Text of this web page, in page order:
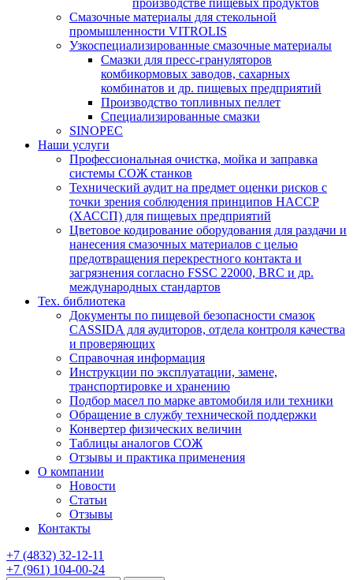
производстве пищевых продуктов
Смазочные материалы для стекольной
промышленности VITROLIS
Узкоспециализированные смазочные материалы
Смазки для пресс-грануляторов
комбикормовых заводов, сахарных
комбинатов и др. пищевых предприятий
Производство топливных пеллет
Специализированные смазки
SINOPEC
Наши услуги
Профессиональная очистка, мойка и заправка
системы СОЖ станков
Технический аудит на предмет оценки рисков с
точки зрения соблюдения принципов HACCP
(ХАССП) для пищевых предприятий
Цветовое кодирование оборудования для раздачи и
нанесения смазочных материалов с целью
предотвращения перекрестного контакта и
загрязнения согласно FSSC 22000, BRC и др.
международных стандартов
Тех. библиотека
Документы по пищевой безопасности смазок
CASSIDA для аудиторов, отдела контроля качества
и проверяющих
Справочная информация
Инструкции по эксплуатации, замене,
транспортировке и хранению
Подбор масел по марке автомобиля или техники
Обращение в службу технической поддержки
Конвертер физических величин
Таблицы аналогов СОЖ
Отзывы и практика применения
О компании
Новости
Статьи
Отзывы
Контакты
+7 (4832) 32-12-11
+7 (961) 104-00-24